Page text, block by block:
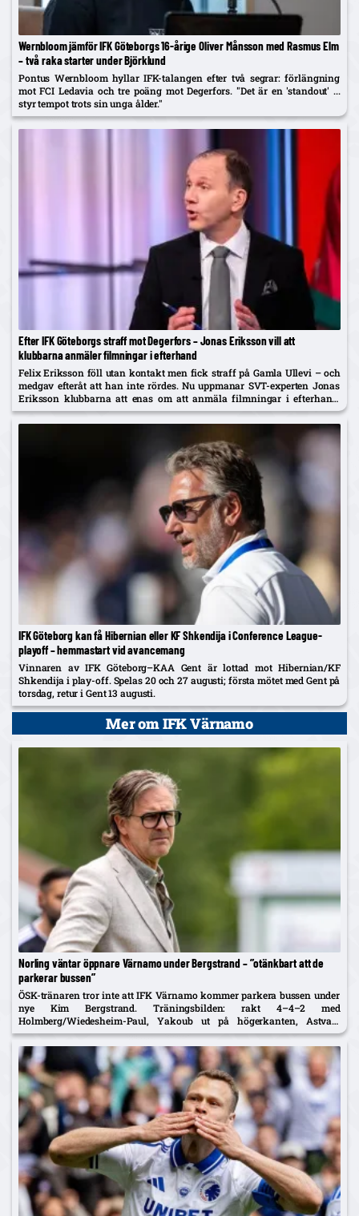
Wernbloom jämför IFK Göteborgs 16-årige Oliver Månsson med Rasmus Elm
– två raka starter under Björklund
Pontus Wernbloom hyllar IFK-talangen efter två segrar: förlängning
mot FCI Ledavia och tre poäng mot Degerfors. "Det är en 'standout' ...
styr tempot trots sin unga ålder."
Efter IFK Göteborgs straff mot Degerfors – Jonas Eriksson vill att
klubbarna anmäler filmningar i efterhand
Felix Eriksson föll utan kontakt men fick straff på Gamla Ullevi – och
medgav efteråt att han inte rördes. Nu uppmanar SVT-experten Jonas
Eriksson klubbarna att enas om att anmäla filmningar i efterhand:
"Ingen vill se fusket."
IFK Göteborg kan få Hibernian eller KF Shkendija i Conference League-
playoff – hemmastart vid avancemang
Vinnaren av IFK Göteborg–KAA Gent är lottad mot Hibernian/KF
Shkendija i play-off. Spelas 20 och 27 augusti; första mötet med Gent på
torsdag, retur i Gent 13 augusti.
Mer om IFK Värnamo
Norling väntar öppnare Värnamo under Bergstrand – ”otänkbart att de
parkerar bussen”
ÖSK-tränaren tror inte att IFK Värnamo kommer parkera bussen under
nye Kim Bergstrand. Träningsbilden: rakt 4–4–2 med
Holmberg/Wiedesheim-Paul, Yakoub ut på högerkanten, Astvald
ersätter avstängde Stenberg – McCue med i matchtruppen.